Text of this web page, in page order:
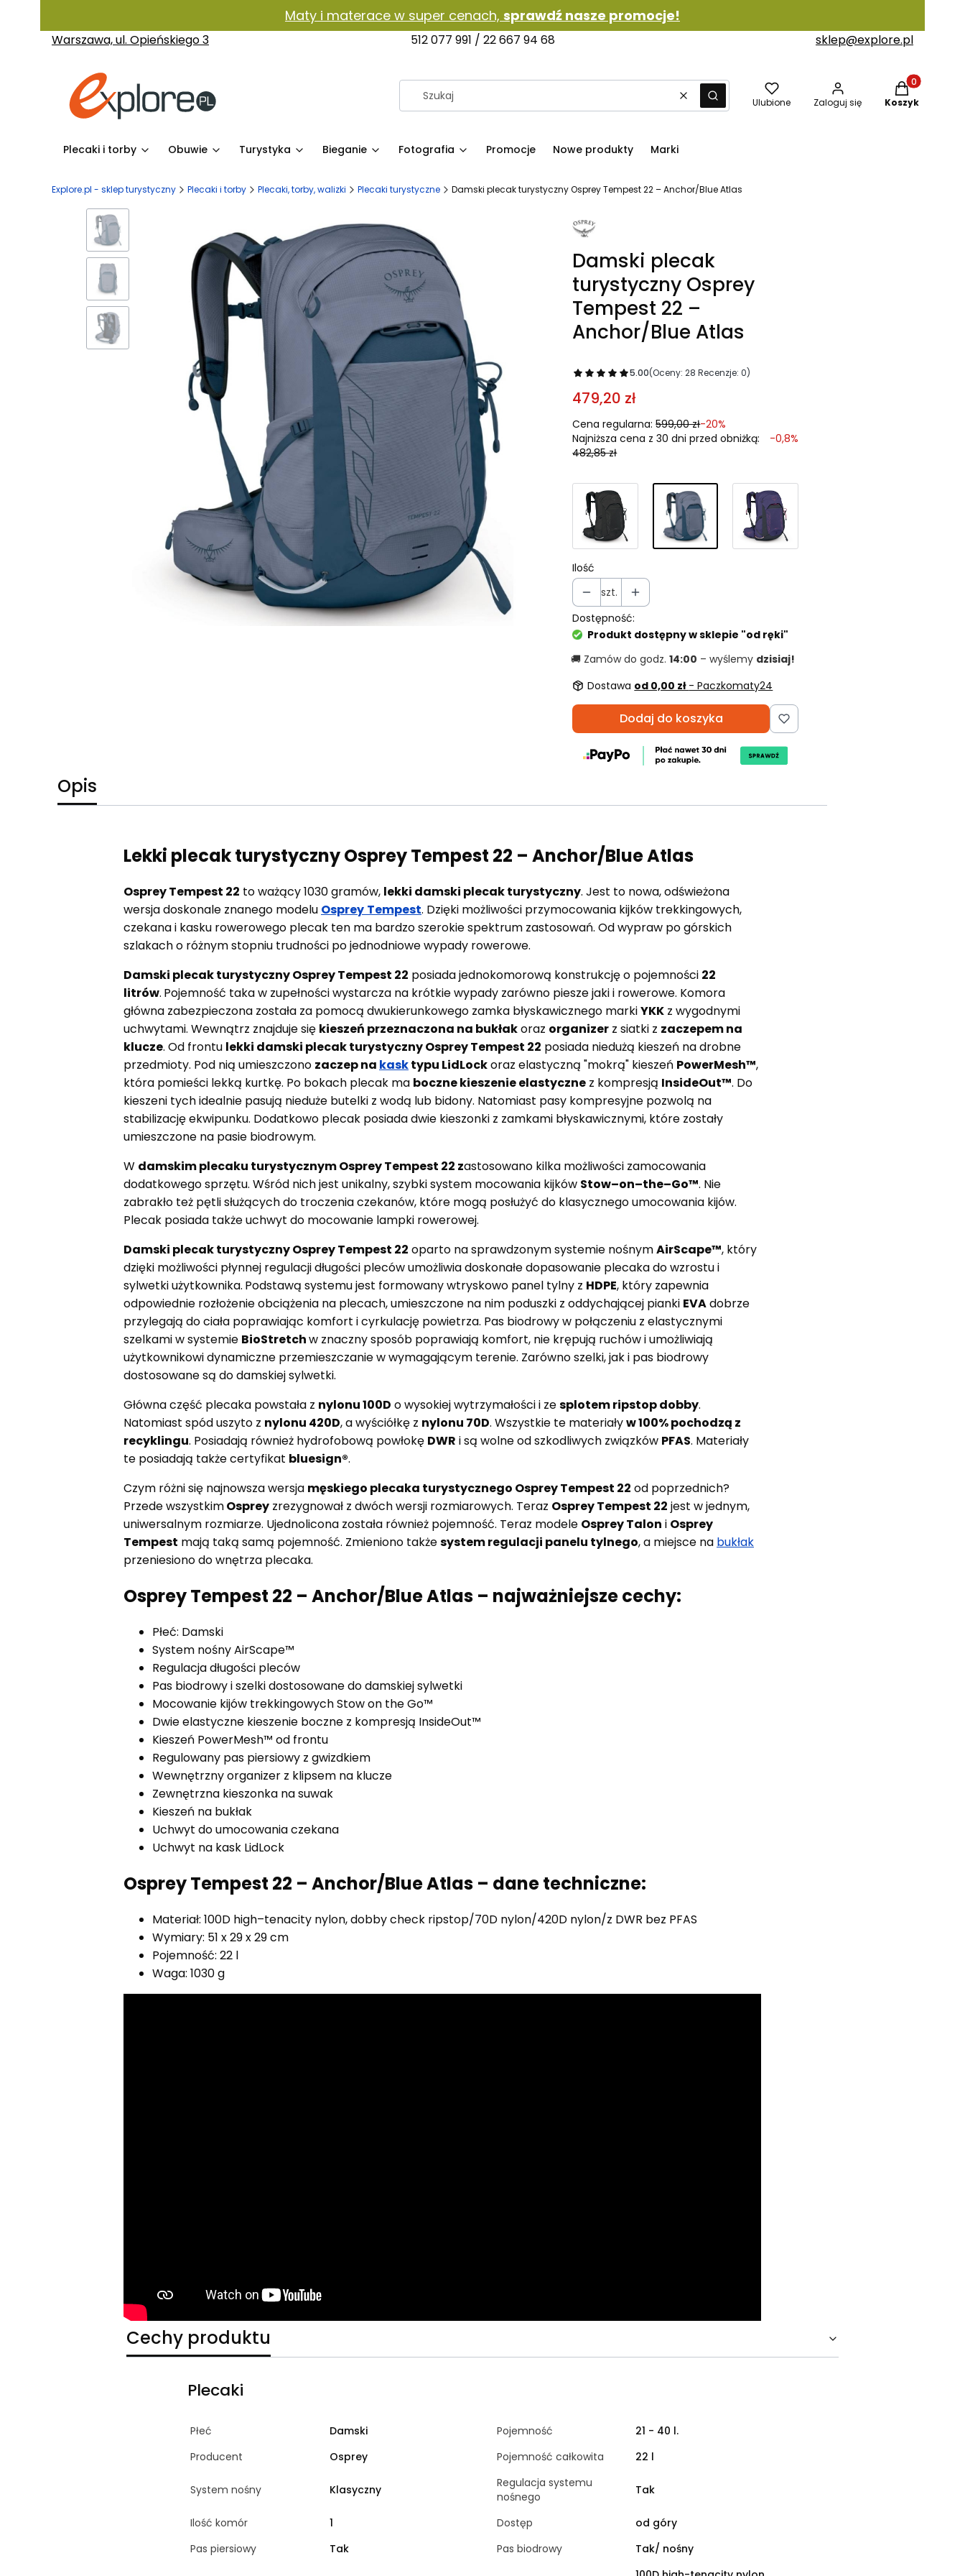
Maty i materace w super cenach, sprawdź nasze promocje!
Warszawa, ul. Opieńskiego 3 512 077 991 / 22 667 94 68 sklep@explore.pl
WyczyśćSzukaj Ulubione Zaloguj się
Produkty w
Koszyk
Plecaki i torby Obuwie Turystyka Bieganie Fotografia Promocje Nowe produkty Marki
Explore.pl - sklep turystyczny Plecaki i torby Plecaki, torby, walizki Plecaki turystyczne Damski plecak turystyczny Osprey Tempest 22 – Anchor/Blue Atlas
Damski plecak
turystyczny Osprey
Tempest 22 –
Anchor/Blue Atlas
5.00(Oceny: 28 Recenzje: 0)
479,20 zł
Cena regularna: 599,00 zł-20%
Najniższa cena z 30 dni przed obniżką:
482,85 zł
-0,8%
Ilość
szt.
Dostępność:
Produkt dostępny w sklepie "od ręki"
🚚 Zamów do godz.14:00 – wyślemy dzisiaj!
Dostawa od 0,00 zł - Paczkomaty24
Dodaj do koszyka
Opis
Lekki plecak turystyczny Osprey Tempest 22 – Anchor/Blue Atlas
Osprey Tempest 22 to ważący 1030 gramów, lekki damski plecak turystyczny. Jest to nowa, odświeżona
wersja doskonale znanego modelu Osprey Tempest. Dzięki możliwości przymocowania kijków trekkingowych,
czekana i kasku rowerowego plecak ten ma bardzo szerokie spektrum zastosowań. Od wypraw po górskich
szlakach o różnym stopniu trudności po jednodniowe wypady rowerowe.
Damski plecak turystyczny Osprey Tempest 22 posiada jednokomorową konstrukcję o pojemności 22
litrów. Pojemność taka w zupełności wystarcza na krótkie wypady zarówno piesze jaki i rowerowe. Komora
główna zabezpieczona została za pomocą dwukierunkowego zamka błyskawicznego markiYKK z wygodnymi
uchwytami. Wewnątrz znajduje się kieszeń przeznaczona na bukłakoraz organizer z siatki z zaczepem na
klucze. Od frontu lekki damski plecak turystyczny Osprey Tempest 22 posiada niedużą kieszeń na drobne
przedmioty. Pod nią umieszczono zaczep na kasktypu LidLockoraz elastyczną "mokrą" kieszeń PowerMesh™,
która pomieści lekką kurtkę. Po bokach plecak ma boczne kieszenie elastyczne z kompresją InsideOut™. Do
kieszeni tych idealnie pasują nieduże butelki z wodą lub bidony. Natomiast pasy kompresyjne pozwolą na
stabilizację ekwipunku. Dodatkowo plecak posiada dwie kieszonki z zamkami błyskawicznymi, które zostały
umieszczone na pasie biodrowym.
W damskim plecaku turystycznym Osprey Tempest 22 zastosowano kilka możliwości zamocowania
dodatkowego sprzętu. Wśród nich jest unikalny, szybki system mocowania kijków Stow–on–the–Go™. Nie
zabrakło też pętli służących do troczenia czekanów, które mogą posłużyć do klasycznego umocowania kijów.
Plecak posiada także uchwyt do mocowanie lampki rowerowej.
Damski plecak turystyczny Osprey Tempest 22 oparto na sprawdzonym systemie nośnymAirScape™, który
dzięki możliwości płynnej regulacji długości pleców umożliwia doskonałe dopasowanie plecaka do wzrostu i
sylwetki użytkownika. Podstawą systemu jest formowany wtryskowo panel tylny z HDPE, który zapewnia
odpowiednie rozłożenie obciążenia na plecach, umieszczone na nim poduszki z oddychającej pianki EVAdobrze
przylegają do ciała poprawiając komfort i cyrkulację powietrza. Pas biodrowy w połączeniu z elastycznymi
szelkami w systemie BioStretchw znaczny sposób poprawiają komfort, nie krępują ruchów i umożliwiają
użytkownikowi dynamiczne przemieszczanie w wymagającym terenie. Zarówno szelki, jak i pas biodrowy
dostosowane są do damskiej sylwetki.
Główna część plecaka powstała z nylonu 100D o wysokiej wytrzymałości i zesplotem ripstop dobby.
Natomiast spód uszyto z nylonu 420D, a wyściółkę z nylonu 70D. Wszystkie te materiaływ 100% pochodzą z
recyklingu. Posiadają również hydrofobową powłokę DWR i są wolne od szkodliwych związków PFAS. Materiały
te posiadają także certyfikat bluesign®.
Czym różni się najnowsza wersja męskiego plecaka turystycznego Osprey Tempest 22 od poprzednich?
Przede wszystkimOsprey zrezygnował z dwóch wersji rozmiarowych. Teraz Osprey Tempest 22 jest w jednym,
uniwersalnym rozmiarze. Ujednolicona została również pojemność. Teraz modele Osprey Talon i Osprey
Tempest mają taką samą pojemność. Zmieniono takżesystem regulacji panelu tylnego, a miejsce na bukłak
przeniesiono do wnętrza plecaka.
Osprey Tempest 22 – Anchor/Blue Atlas – najważniejsze cechy:
Płeć: Damski
System nośny AirScape™
Regulacja długości pleców
Pas biodrowy i szelki dostosowane do damskiej sylwetki
Mocowanie kijów trekkingowych Stow on the Go™
Dwie elastyczne kieszenie boczne z kompresją InsideOut™
Kieszeń PowerMesh™ od frontu
Regulowany pas piersiowy z gwizdkiem
Wewnętrzny organizer z klipsem na klucze
Zewnętrzna kieszonka na suwak
Kieszeń na bukłak
Uchwyt do umocowania czekana
Uchwyt na kask LidLock
Osprey Tempest 22 – Anchor/Blue Atlas – dane techniczne:
Materiał: 100D high–tenacity nylon, dobby check ripstop/70D nylon/420D nylon/z DWR bez PFAS
Wymiary: 51 x 29 x 29 cm
Pojemność: 22 l
Waga: 1030 g
Cechy produktu
Plecaki
Płeć Damski Pojemność
21 - 40 l.
Producent
Osprey Pojemność całkowita 22 l
System nośny Klasyczny
Regulacja systemu
nośnego
Tak
Ilość komór 1 Dostęp
od góry
Pas piersiowy
Tak Pas biodrowy
Tak/ nośny